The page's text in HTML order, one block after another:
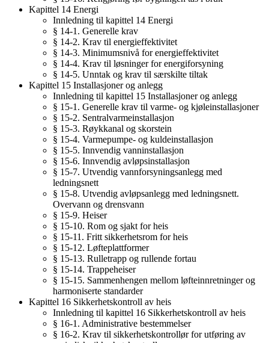
Kapittel 14 Energi
Innledning til kapittel 14 Energi
§ 14-1. Generelle krav
§ 14-2. Krav til energieffektivitet
§ 14-3. Minimumsnivå for energieffektivitet
§ 14-4. Krav til løsninger for energiforsyning
§ 14-5. Unntak og krav til særskilte tiltak
Kapittel 15 Installasjoner og anlegg
Innledning til kapittel 15 Installasjoner og anlegg
§ 15-1. Generelle krav til varme- og kjøleinstallasjoner
§ 15-2. Sentralvarmeinstallasjon
§ 15-3. Røykkanal og skorstein
§ 15-4. Varmepumpe- og kuldeinstallasjon
§ 15-5. Innvendig vanninstallasjon
§ 15-6. Innvendig avløpsinstallasjon
§ 15-7. Utvendig vannforsyningsanlegg med
ledningsnett
§ 15-8. Utvendig avløpsanlegg med ledningsnett.
Overvann og drensvann
§ 15-9. Heiser
§ 15-10. Rom og sjakt for heis
§ 15-11. Fritt sikkerhetsrom for heis
§ 15-12. Løfteplattformer
§ 15-13. Rulletrapp og rullende fortau
§ 15-14. Trappeheiser
§ 15-15. Sammenhengen mellom løfteinnretninger og
harmoniserte standarder
Kapittel 16 Sikkerhetskontroll av heis
Innledning til kapittel 16 Sikkerhetskontroll av heis
§ 16-1. Administrative bestemmelser
§ 16-2. Krav til sikkerhetskontrollør for utføring av